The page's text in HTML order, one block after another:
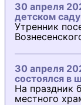
30 апреля
детском
Утренник
30 апреля
состоялся в
На праздник
местного